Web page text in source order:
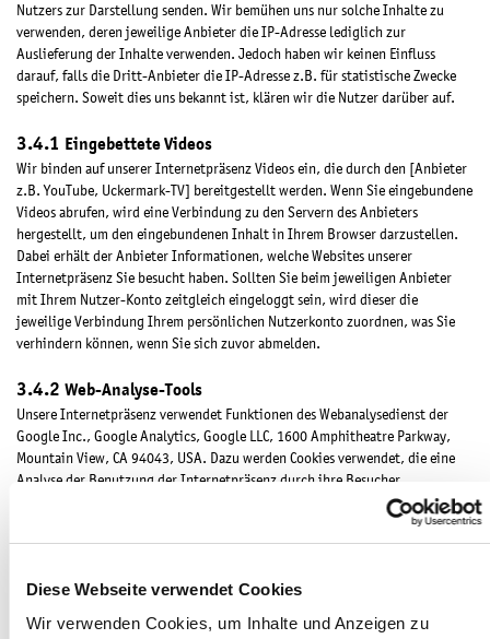
Diese Webseite verwendet Cookies
Wir verwenden Cookies, um Inhalte und Anzeigen zu
Nutzers zur Darstellung senden. Wir bemühen uns nur solche Inhalte zu
verwenden, deren jeweilige Anbieter die IP-Adresse lediglich zur
Auslieferung der Inhalte verwenden. Jedoch haben wir keinen Einfluss
darauf, falls die Dritt-Anbieter die IP-Adresse z.B. für statistische Zwecke
speichern. Soweit dies uns bekannt ist, klären wir die Nutzer darüber auf.
Eingebettete Videos
Wir binden auf unserer Internetpräsenz Videos ein, die durch den [Anbieter
z.B. YouTube, Uckermark-TV] bereitgestellt werden. Wenn Sie eingebundene
Videos abrufen, wird eine Verbindung zu den Servern des Anbieters
hergestellt, um den eingebundenen Inhalt in Ihrem Browser darzustellen.
Dabei erhält der Anbieter Informationen, welche Websites unserer
Internetpräsenz Sie besucht haben. Sollten Sie beim jeweiligen Anbieter
mit Ihrem Nutzer-Konto zeitgleich eingeloggt sein, wird dieser die
jeweilige Verbindung Ihrem persönlichen Nutzerkonto zuordnen, was Sie
verhindern können, wenn Sie sich zuvor abmelden.
Web-Analyse-Tools
Unsere Internetpräsenz verwendet Funktionen des Webanalysedienst der
Google Inc., Google Analytics, Google LLC, 1600 Amphitheatre Parkway,
Mountain View, CA 94043, USA. Dazu werden Cookies verwendet, die eine
Analyse der Benutzung der Internetpräsenz durch ihre Besucher
ermöglicht. Die dadurch erzeugten Informationen werden auf den Server
von Google in den USA übertragen und dort gespeichert. Im Falle der
Aktivierung der IP-Anonymisierung auf dieser Webseite, wird Ihre IP-
Union oder in anderen Vertragsstaaten des Abkommens über den
die volle IP-Adresse an einen Server von Google in den USA übertragen und